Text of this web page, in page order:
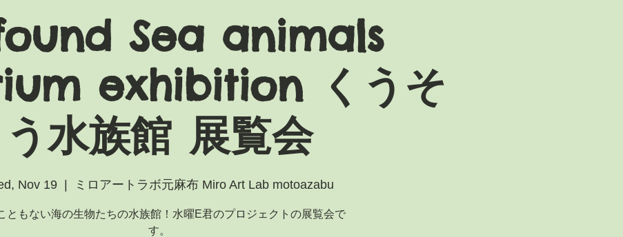
Sea animals
exhibition くうそ
う水族館 展覧会
Nov 19
  |
ミロアートラボ元麻布 Miro Art Lab motoazabu
ともない海の生物たちの水族館！水曜E君のプロジェクトの展覧会で
す。